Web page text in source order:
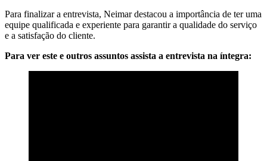
Para finalizar a entrevista, Neimar destacou a importância de ter uma
equipe qualificada e experiente para garantir a qualidade do serviço
e a satisfação do cliente.
Para ver este e outros assuntos assista a entrevista na íntegra: